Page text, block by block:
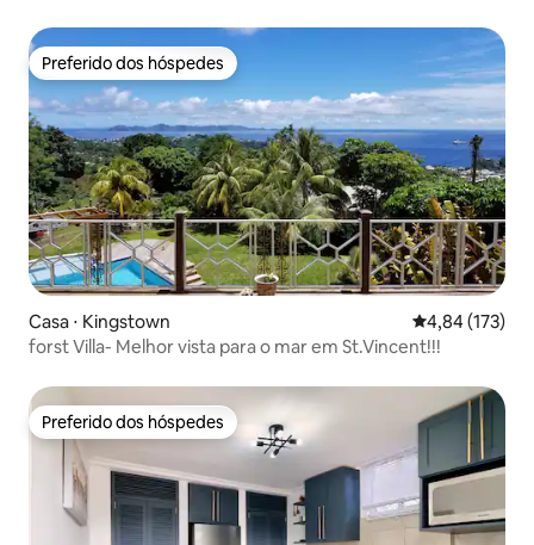
Preferido dos hóspedes
Preferido dos hóspedes
Casa ⋅ Kingstown 4,84 de uma
4,84 (173)
forst Villa- Melhor vista para o mar em St.Vincent!!!
Preferido dos hóspedes
Preferido dos hóspedes